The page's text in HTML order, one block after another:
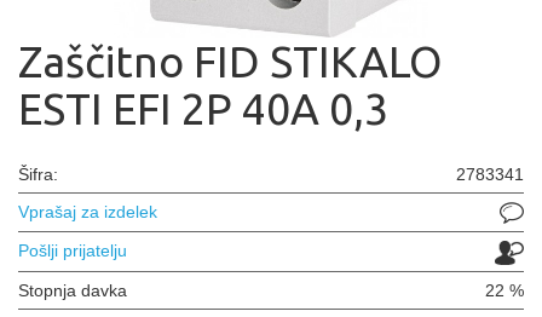
Zaščitno FID STIKALO
ESTI EFI 2P 40A 0,3
Šifra:
2783341
Vprašaj za izdelek
Pošlji prijatelju
Stopnja davka 22 %